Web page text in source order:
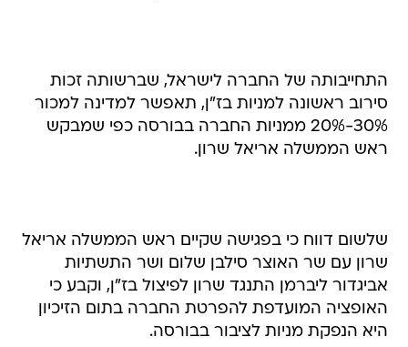
התחייבותה של החברה לישראל, שברשותה זכות
סירוב ראשונה למניות בז"ן, תאפשר למדינה למכור
30%-20% ממניות החברה בבורסה כפי שמבקש
ראש הממשלה אריאל שרון.
שלשום דווח כי בפגישה שקיים ראש הממשלה אריאל
שרון עם שר האוצר סילבן שלום ושר התשתיות
אביגדור ליברמן התנגד שרון לפיצול בז"ן, וקבע כי
האופציה המועדפת להפרטת החברה בתום הזיכיון
היא הנפקת מניות לציבור בבורסה.